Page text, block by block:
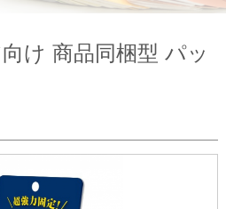
け 商品同梱型 パッ